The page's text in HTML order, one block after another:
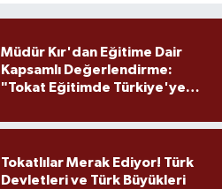
Müdür Kır'dan Eğitime Dair
Kapsamlı Değerlendirme:
"Tokat Eğitimde Türkiye'ye
Tokatlılar Merak Ediyor! Türk
Devletleri ve Türk Büyükleri